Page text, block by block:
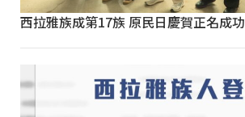
西拉雅族成第17族 原民日慶賀正名成功